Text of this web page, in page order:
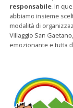
responsabile. In
abbiamo insieme
modalità di
Villaggio San
emozionante e tutta